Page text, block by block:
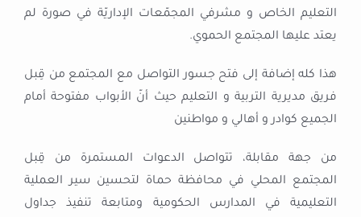
التعليم الخاص و مشرفي المجمّعات الإداريّة في صورة لم
يعتد عليها المجتمع الحموي.
هذا كله إضافة إلى فتح جسور التواصل مع المجتمع من قِبل
فريق مديرية التربية و التعليم حيث أنّ الأبواب مفتوحة أمام
الجميع كوادر و أهالي و مواطنين
من جهة مقابلة، تتواصل الدعوات المستمرة من قِبل
المجتمع المحلي في محافظة حماة لتحسين سير العملية
التعليمية في المدارس الحكومية ومتابعة تنفيذ جداول